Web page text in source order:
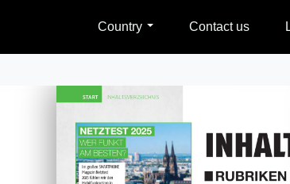
Country Contact us